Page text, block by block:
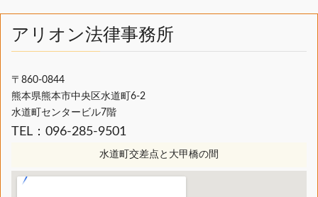
アリオン法律事務所
〒860-0844
熊本県熊本市中央区水道町6-2
水道町センタービル7階
TEL：096-285-9501
水道町交差点と大甲橋の間